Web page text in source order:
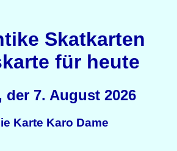
Skatkarten
für heute
der 7. August 2026
Karte Karo Dame